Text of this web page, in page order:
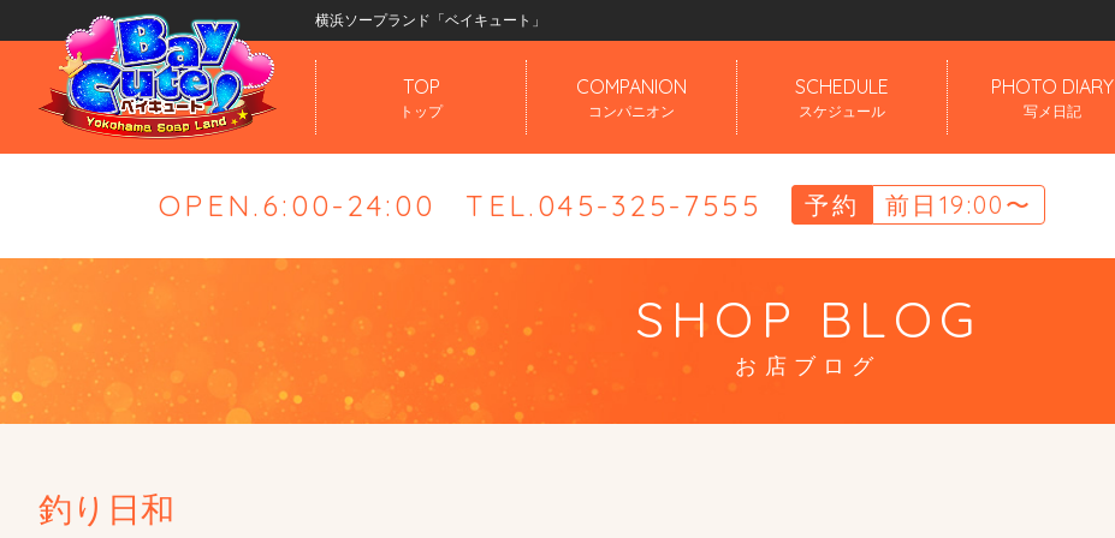
横浜ソープランド「ベイキュート」
TOP
トップ
COMPANION
コンパニオン
SCHEDULE
スケジュール
PHOTO DIARY
写メ日記
OPEN.6:00-24:00 TEL.045-325-7555 予約 前日19:00〜
SHOP BLOG
お店ブログ
釣り日和